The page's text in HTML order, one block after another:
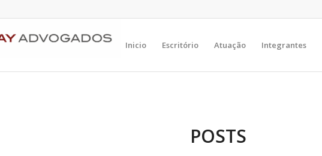
Inicio Escritório Atuação Integrantes
POSTS